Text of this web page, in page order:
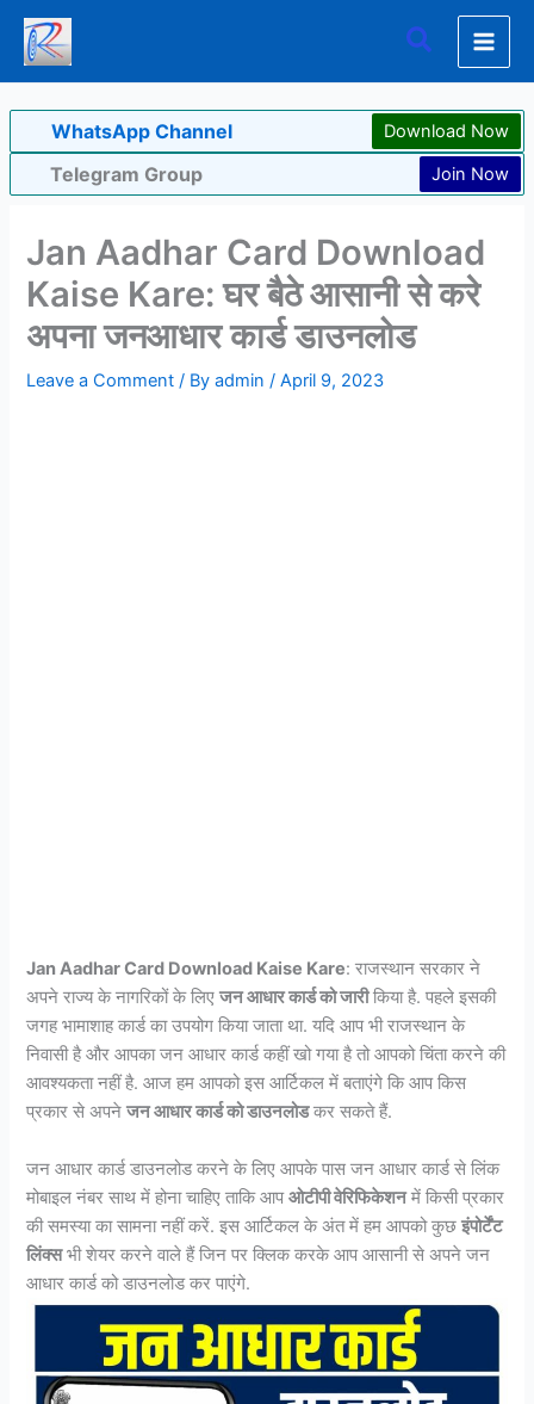
Skip
content
Search
WhatsApp Channel Download Now
Telegram Group Join Now
Jan Aadhar Card Download
Kaise Kare: घर बैठे आसानी से करे
अपना जनआधार कार्ड डाउनलोड
Leave a Comment / Byadmin/April 9, 2023
Jan Aadhar Card Download Kaise Kare: राजस्थान सरकार ने
अपने राज्य के नागरिकों के लिएजन आधार कार्ड को जारीकिया है. पहले इसकी
जगह भामाशाह कार्ड का उपयोग किया जाता था. यदि आप भी राजस्थान के
निवासी है और आपका जन आधार कार्ड कहीं खो गया है तो आपको चिंता करने की
आवश्यकता नहीं है. आज हम आपको इस आर्टिकल में बताएंगे कि आप किस
प्रकार से अपनेजन आधार कार्ड को डाउनलोडकर सकते हैं.
जन आधार कार्ड डाउनलोड करने के लिए आपके पास जन आधार कार्ड से लिंक
मोबाइल नंबर साथ में होना चाहिए ताकि आपओटीपी वेरिफिकेशनमें किसी प्रकार
की समस्या का सामना नहीं करें. इस आर्टिकल के अंत में हम आपको कुछइंपोर्टेंट
लिंक्सभी शेयर करने वाले हैं जिन पर क्लिक करके आप आसानी से अपने जन
आधार कार्ड को डाउनलोड कर पाएंगे.